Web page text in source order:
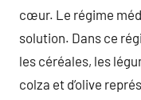
cœur. Le régime
solution. Dans ce
les céréales, les
colza et d’olive